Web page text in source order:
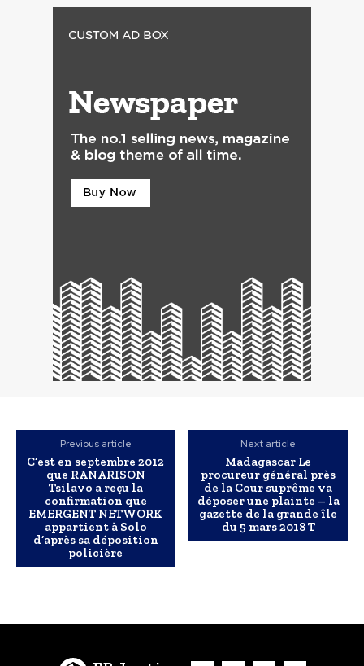
Previous article
C’est en septembre 2012
que RANARISON
Tsilavo a reçu la
confirmation que
EMERGENT NETWORK
appartient à Solo
d’après sa déposition
policière
Next article
Madagascar Le
procureur général près
de la Cour suprême va
déposer une plainte – la
gazette de la grande île
du 5 mars 2018 T